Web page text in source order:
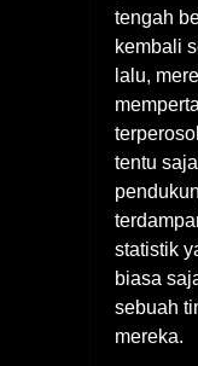
tengah
kembali
lalu,
tentu
statistik
biasa
sebuah
mereka.